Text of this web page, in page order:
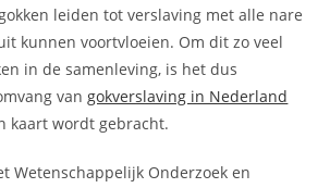
leiden tot verslaving met alle nare
kunnen voortvloeien. Om dit zo veel
in de samenleving, is het dus
van gokverslaving in Nederland
kaart wordt gebracht.
Wetenschappelijk Onderzoek en